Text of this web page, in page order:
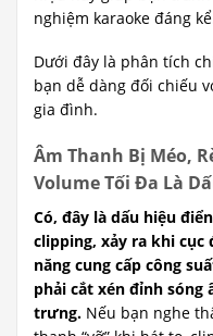
nghiệm karaoke đáng
Dưới đây là phân tích
bạn dễ dàng đối chiếu
gia đình.
Âm Thanh Bị Méo,
Volume Tối Đa Là
Có, đây là dấu hiệu
clipping, xảy ra khi cục
năng cung cấp công
phải cắt xén đỉnh sóng
trưng. Nếu bạn nghe